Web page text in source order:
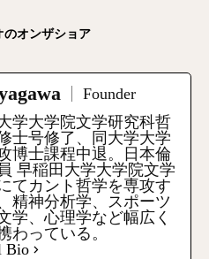
のオンザショア
Founder
学大学院文学研究科哲
士号修了、同大学大学
博士課程中退。日本倫
早稲田大学大学院文学
てカント哲学を専攻す
精神分析学、スポーツ
学、心理学など幅広く
わっている。
Bio